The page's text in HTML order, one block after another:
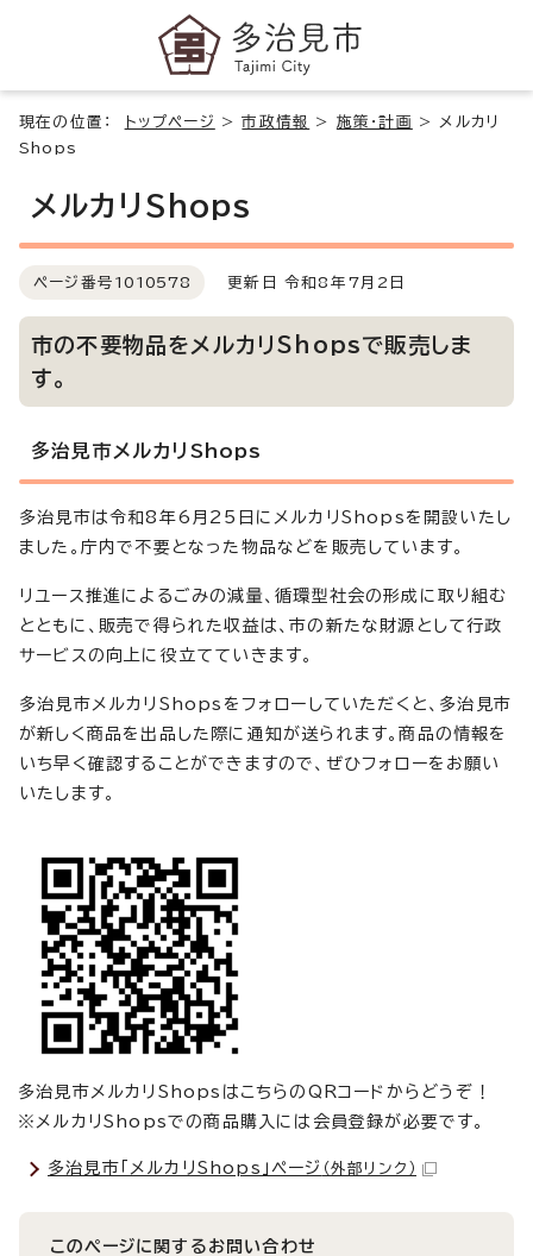
現在の位置： トップページ >市政情報 > 施策・計画 >
メルカリ
Shops
メルカリShops
ページ番号 1010578 更新日 令和8年7月2日
市の不要物品をメルカリShopsで販売しま
す。
多治見市メルカリShops
多治見市は令和8年6月25日にメルカリShopsを開設いたし
ました。庁内で不要となった物品などを販売しています。
リユース推進によるごみの減量、循環型社会の形成に取り組む
とともに、販売で得られた収益は、市の新たな財源として行政
サービスの向上に役立てていきます。
多治見市メルカリShopsをフォローしていただくと、多治見市
が新しく商品を出品した際に通知が送られます。商品の情報を
いち早く確認することができますので、ぜひフォローをお願い
いたします。
多治見市メルカリShopsはこちらのQRコードからどうぞ！
※メルカリShopsでの商品購入には会員登録が必要です。
多治見市「メルカリShops」ページ （外部リンク）
このページに関する お問い合わせ